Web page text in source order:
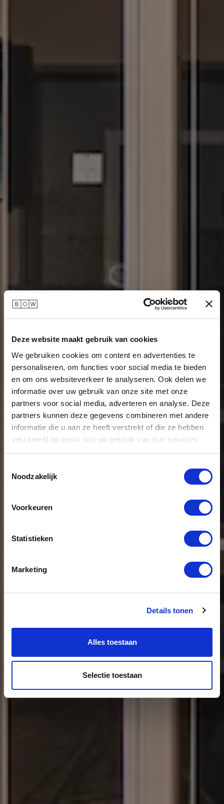
Deze website maakt gebruik van cookies
We gebruiken cookies om content en advertenties te
personaliseren, om functies voor social media te bieden
en om ons websiteverkeer te analyseren. Ook delen we
informatie over uw gebruik van onze site met onze
partners voor social media, adverteren en analyse. Deze
partners kunnen deze gegevens combineren met andere
informatie die u aan ze heeft verstrekt of die ze hebben
verzameld op basis van uw gebruik van hun services.
Noodzakelijk
Voorkeuren
Statistieken
Marketing
Details tonen
Alles toestaan
Selectie toestaan
Skepp,
Campus
Campus Offices is een flexibel
bedrijfsverzamelgebouw concept met
meerdere locaties in Nederland.